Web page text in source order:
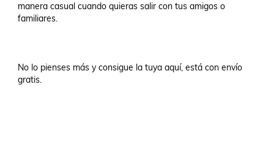
manera casual cuando quieras salir con tus amigos o
familiares.
No lo pienses más y consigue la tuya aquí, está con envío
gratis.